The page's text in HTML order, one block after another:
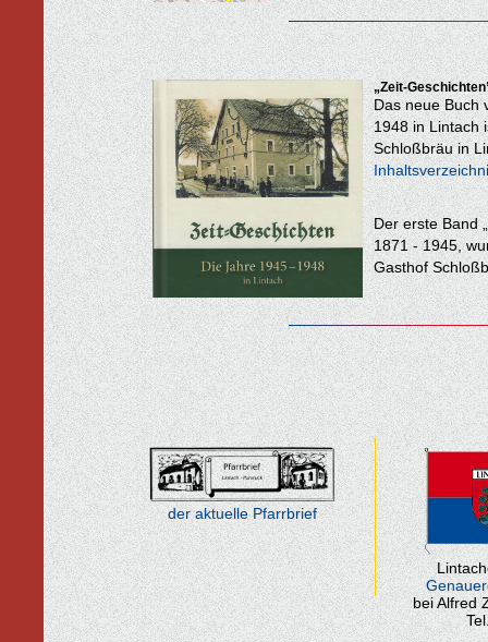
„Zeit-
Das neue Buch
1948 in Lintach
Schloßbräu in
Der erste Band
1871 - 1945,
Gasthof
der aktuelle Pfarrbrief
bei Alfred